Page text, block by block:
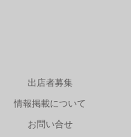
出店者募集
情報掲載について
お問い合せ